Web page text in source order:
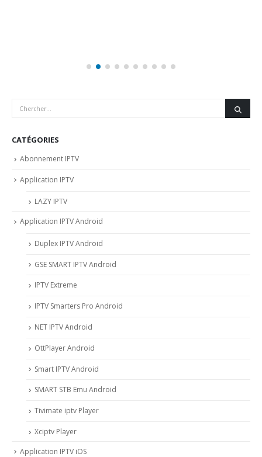
CATÉGORIES
Abonnement IPTV
Application IPTV
LAZY IPTV
Application IPTV Android
Duplex IPTV Android
GSE SMART IPTV Android
IPTV Extreme
IPTV Smarters Pro Android
NET IPTV Android
OttPlayer Android
Smart IPTV Android
SMART STB Emu Android
Tivimate iptv Player
Xciptv Player
Application IPTV iOS